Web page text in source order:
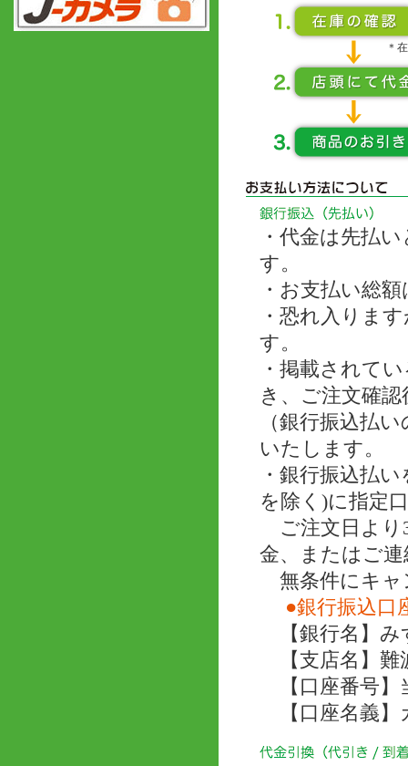
＊
・代金は先払
す。
・お支払い総
・恐れ入りま
す。
・掲載されて
き、ご注文確認
（銀行振込払
いたします。
・銀行振込払
を除く)に指定
ご注文日より
金、またはご
無条件にキャ
●銀行振込口
【銀行名】み
【支店名】難
【口座番号】
【口座名義】